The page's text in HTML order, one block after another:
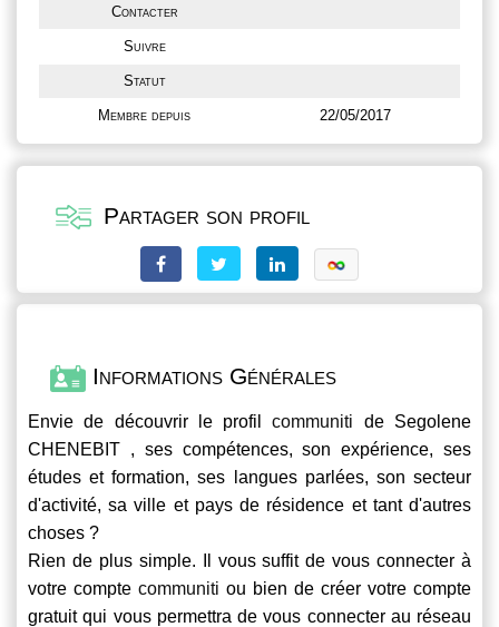
Contacter
Suivre
Statut
Membre depuis 22/05/2017
Partager son profil
Informations Générales
Envie de découvrir le profilcommuniti de Segolene
CHENEBIT , ses compétences, son expérience, ses
études et formation, ses langues parlées, son secteur
d'activité, sa ville et pays de résidence et tant d'autres
choses ?
Rien de plus simple. Il vous suffit de vous connecter à
votre compte communiti ou bien de créer votre compte
gratuit qui vous permettra de vous connecter au réseau